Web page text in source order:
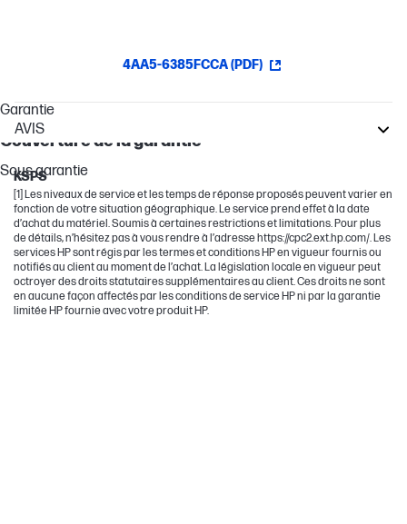
4AA5-6385FCCA (PDF)
Garantie
Couverture de la garantie
Sous garantie
AVIS
KSPS
[1] Les niveaux de service et les temps de réponse proposés peuvent varier en
fonction de votre situation géographique. Le service prend effet à la date
d’achat du matériel. Soumis à certaines restrictions et limitations. Pour plus
de détails, n’hésitez pas à vous rendre à l’adresse https://cpc2.ext.hp.com/. Les
services HP sont régis par les termes et conditions HP en vigueur fournis ou
notifiés au client au moment de l’achat. La législation locale en vigueur peut
octroyer des droits statutaires supplémentaires au client. Ces droits ne sont
en aucune façon affectés par les conditions de service HP ni par la garantie
limitée HP fournie avec votre produit HP.